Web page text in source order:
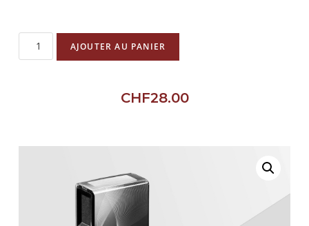
AJOUTER AU PANIER
CHF28.00